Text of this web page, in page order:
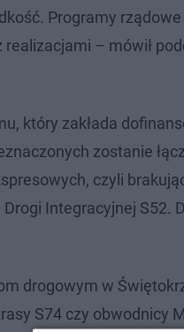
Programy
realizacjami – mówił
który zakłada
zostanie
czyli
Integracyjnej S52.
drogowym w
S74 czy obwodnicy